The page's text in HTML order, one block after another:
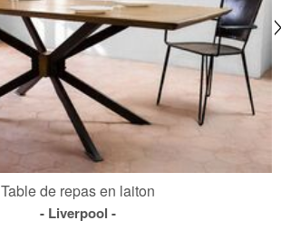
Table de repas en laiton
Liverpool